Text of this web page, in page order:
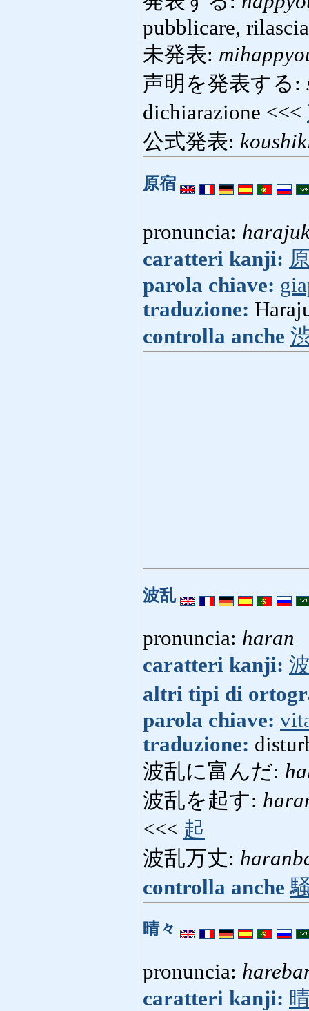
pubblicare,
未発表:
声明を発表する:
dichiarazione <<<
公式発表:
原宿
pronuncia:
caratteri kanji:
parola chiave:
traduzione:
controlla anche
波乱
pronuncia: haran
caratteri kanji:
altri tipi di
parola chiave:
traduzione:
波乱に富んだ:
波乱を起す:
<<< 起
波乱万丈:
controlla anche
晴々
pronuncia:
caratteri kanji: